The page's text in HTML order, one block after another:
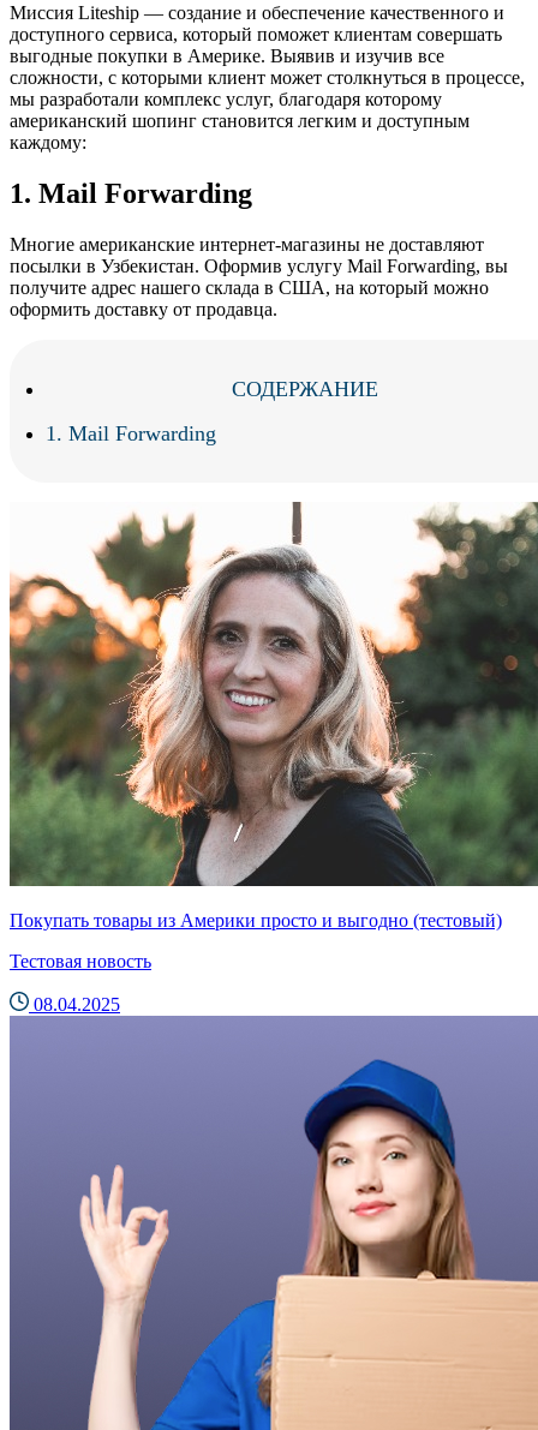
Миссия Liteship — создание и обеспечение качественного и
доступного сервиса, который поможет клиентам совершать
выгодные покупки в Америке. Выявив и изучив все
сложности, с которыми клиент может столкнуться в процессе,
мы разработали комплекс услуг, благодаря которому
американский шопинг становится легким и доступным
каждому:
1. Mail Forwarding
Многие американские интернет-магазины не доставляют
посылки в Узбекистан. Оформив услугу Mail Forwarding, вы
получите адрес нашего склада в США, на который можно
оформить доставку от продавца.
СОДЕРЖАНИЕ
1. Mail Forwarding
Покупать товары из Америки просто и выгодно (тестовый)
Тестовая новость
08.04.2025